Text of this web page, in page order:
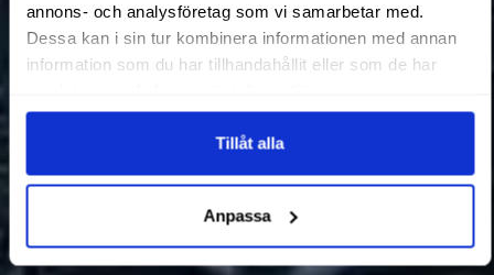
annons- och analysföretag som vi samarbetar med.
Dessa kan i sin tur kombinera informationen med annan
information som du har tillhandahållit eller som de har
Tillåt alla
Anpassa